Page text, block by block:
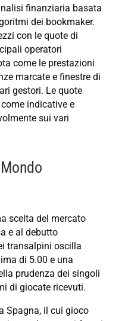
finanziaria basata
dei bookmaker.
con le quote di
operatori
come le prestazioni
marcate e finestre di
gestori. Le quote
indicative e
sui vari
scelta del mercato
e al debutto
transalpini oscilla
di 5.00 e una
prudenza dei singoli
di giocate ricevuti.
Spagna, il cui gioco